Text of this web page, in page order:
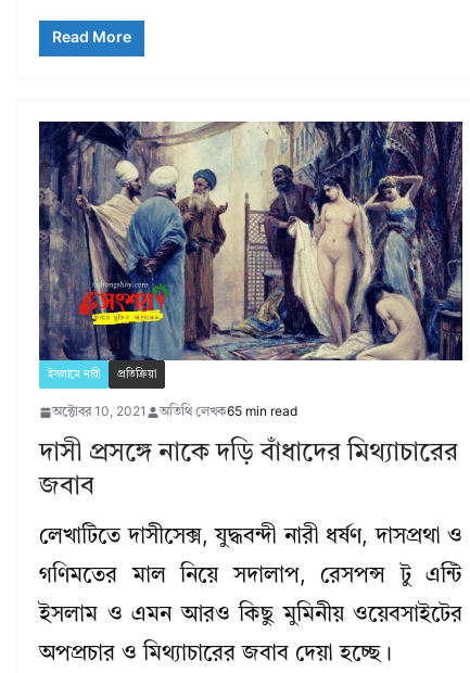
Read More
ইসলামে নারী প্রতিক্রিয়া
অক্টোবর 10, 2021 অতিথি লেখক65 min read
দাসী প্রসঙ্গে নাকে দড়ি বাঁধাদের মিথ্যাচারের
জবাব
লেখাটিতে দাসীসেক্স, যুদ্ধবন্দী নারী ধর্ষণ, দাসপ্রথা ও
গণিমতের মাল নিয়ে সদালাপ, রেসপন্স টু এন্টি
ইসলাম ও এমন আরও কিছু মুমিনীয় ওয়েবসাইটের
অপপ্রচার ও মিথ্যাচারের জবাব দেয়া হচ্ছে।